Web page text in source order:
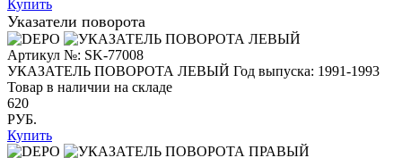
Купить
Указатели поворота
Артикул №: SK-77008
УКАЗАТЕЛЬ ПОВОРОТА ЛЕВЫЙ Год выпуска: 1991-1993
Товар в наличии на складе
620
РУБ.
Купить